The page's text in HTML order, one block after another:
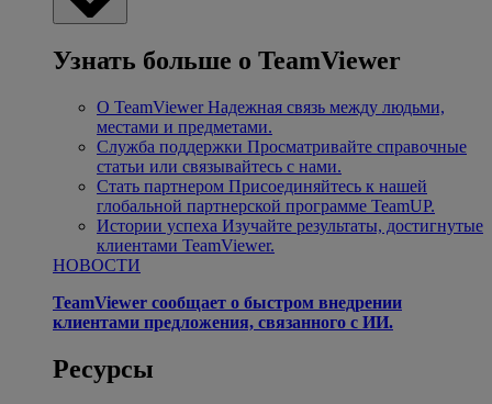
Узнать больше о TeamViewer
О TeamViewer Надежная связь между людьми,
местами и предметами.
Служба поддержки Просматривайте справочные
статьи или связывайтесь с нами.
Стать партнером Присоединяйтесь к нашей
глобальной партнерской программе TeamUP.
Истории успеха Изучайте результаты, достигнутые
клиентами TeamViewer.
НОВОСТИ
TeamViewer сообщает о быстром внедрении
клиентами предложения, связанного с ИИ.
Ресурсы